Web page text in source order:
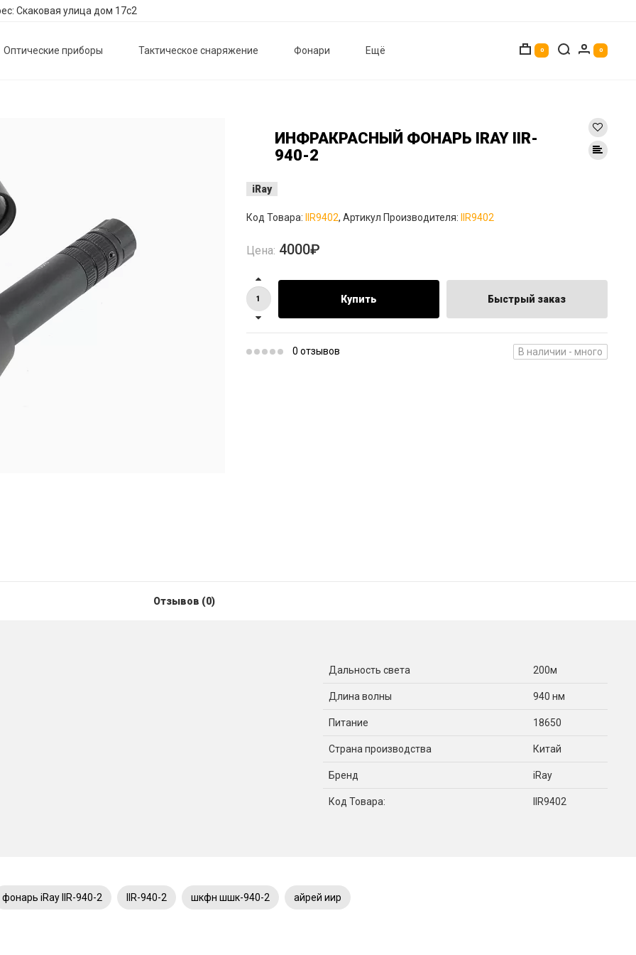
Оптические приборы Тактическое снаряжение Фонари Ещё
Скаковая улица дом 17с2
0 0
ИНФРАКРАСНЫЙ ФОНАРЬ IRAY IIR-
940-2
iRay
Код Товара: IIR9402, Артикул Производителя: IIR9402
Цена: 4000₽
Купить Быстрый заказ
0 отзывов В наличии - много
Отзывов (0)
Дальность света 200м
Длина волны 940 нм
Питание 18650
Страна производства Китай
Бренд iRay
Код Товара: IIR9402
фонарь iRay IIR-940-2 IIR-940-2 шкфн шшк-940-2 айрей иир